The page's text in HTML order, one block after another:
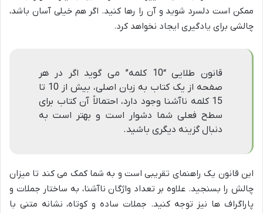
ممکن است دلسرد شوید و آن را رها کنید. اگر هم خیلی آسان باشد،
چالشی برای یادگیری ایجاد نخواهد کرد.
قانون طلایی “10 کلمه” می گوید اگر در هر
صفحه از یک کتاب به زبان اصلی، بیش از 10 تا
15 کلمه ناآشنا وجود دارد، احتمالاً آن کتاب برای
سطح فعلی شما دشوار است و بهتر است به
دنبال گزینه دیگری باشید.
این قانون یک راهنمای تقریبی است و به شما کمک می کند تا میزان
چالش را بسنجید. علاوه بر تعداد واژگان ناآشنا، به ساختار جملات و
پاراگراف ها نیز توجه کنید. جملات ساده و کوتاه، نشانه متنی با